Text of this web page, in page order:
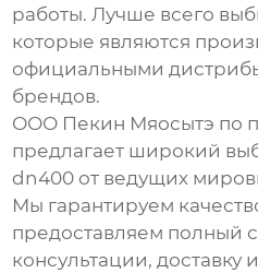
работы. Лучше всего
которые являются
официальными
брендов.
ООО Пекин Мяосытэ по
предлагает широкий
dn400 от ведущих
Мы гарантируем
предоставляем полный
консультации, доставку